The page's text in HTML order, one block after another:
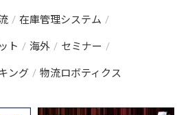
在庫管理システム
ト 海外 セミナー
ング 物流ロボティクス